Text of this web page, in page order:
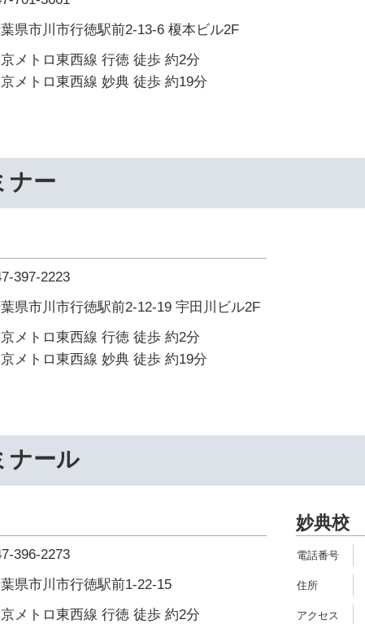
県市川市行徳駅前2-13-6 榎本ビル2F
メトロ東西線 行徳 徒歩 約2分
メトロ東西線 妙典 徒歩 約19分
ナー
397-2223
県市川市行徳駅前2-12-19 宇田川ビル2F
メトロ東西線 行徳 徒歩 約2分
メトロ東西線 妙典 徒歩 約19分
ナール
396-2273
県市川市行徳駅前1-22-15
メトロ東西線 行徳 徒歩 約2分
妙典校